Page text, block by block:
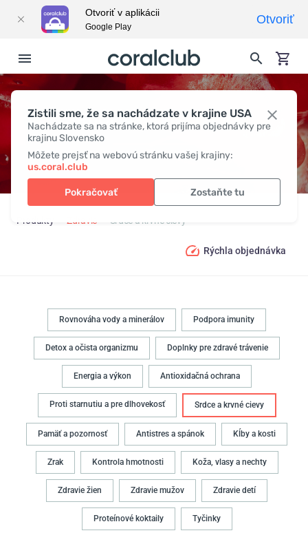
Zistili sme, že sa nachádzate v krajine USA
Nachádzate sa na stránke, ktorá prijíma objednávky pre
krajinu Slovensko
Môžete prejsť na webovú stránku vašej krajiny:
us.coral.club
Pokračovať Zostaňte tu
SRDCE A KRVNÉ CIEVY
Produkty Zdravie Srdce a krvné cievy
Rýchla objednávka
Rovnováha vody a minerálov Podpora imunity
Detox a očista organizmu Doplnky pre zdravé trávenie
Energia a výkon Antioxidačná ochrana
Proti starnutiu a pre dlhovekosť Srdce a krvné cievy
Pamäť a pozornosť Antistres a spánok Kĺby a kosti
Zrak Kontrola hmotnosti Koža, vlasy a nechty
Zdravie žien Zdravie mužov Zdravie detí
Proteínové koktaily Tyčinky
Otvoriť v aplikácii
Google Play
Otvoriť